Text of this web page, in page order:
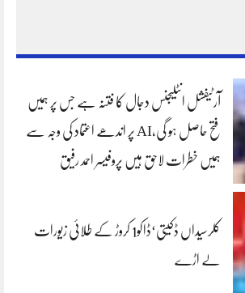
آرٹیفشل انٹلیجنس دجال کا فتنہ ہے جس پر ہمیں
فتح حاصل ہو گی،AI پر اندھے اعتماد کی وجہ سے
ہمیں خطرات لاحق ہیں پروفیسر احمد رفیق
کلرسیداں ڈکیتی‘ڈاکو1 کروڑ کے طلائی زیورات
لے اڑے